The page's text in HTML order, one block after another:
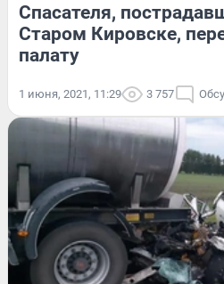
Спасателя,
Старом Кировске,
палату
1 июня, 2021, 11:29 3 757